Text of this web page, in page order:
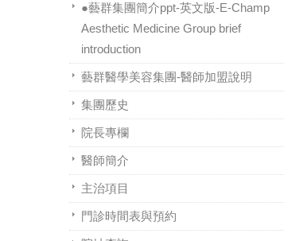
●藝群集團簡介ppt-英文版-E-Champ
Aesthetic Medicine Group brief
introduction
藝群醫學美容集團-醫師加盟說明
集團歷史
院長專欄
醫師簡介
主治項目
門診時間表與預約